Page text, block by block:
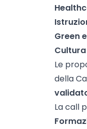
Green
Le
della
La call